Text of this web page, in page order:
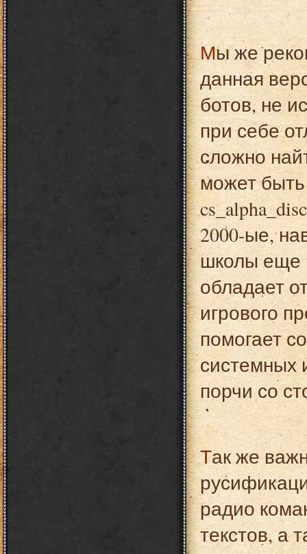
Мы же
данная
ботов, не
при себе
сложно
может
2000-ые,
школы еще
обладает
игрового
помогает
системных
порчи со
Так же важным моментом является полная
радио
текстов, а